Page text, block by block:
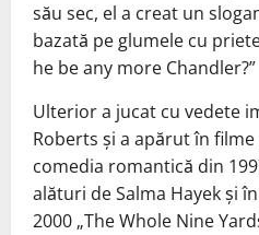
său sec, el a creat un
bazată pe glumele cu
he be any more Chandler?”
Ulterior a jucat cu vedete
Roberts și a apărut în
comedia romantică din
alături de Salma Hayek și
2000 „The Whole Nine